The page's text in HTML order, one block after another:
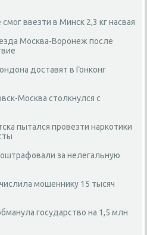
ввезти в Минск 2,3 кг насвая
Москва-Воронеж после
доставят в Гонконг
Москва столкнулся с
пытался провезти наркотики
за нелегальную
мошеннику 15 тысяч
государство на 1,5 млн